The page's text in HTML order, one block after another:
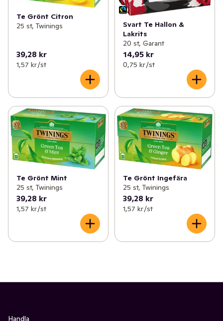
Te Grönt Citron
25 st, Twinings
39,28 kr
1,57 kr /st
Svart Te Hallon &
Lakrits
20 st, Garant
14,95 kr
0,75 kr /st
Te Grönt Mint
25 st, Twinings
39,28 kr
1,57 kr /st
Te Grönt Ingefära
25 st, Twinings
39,28 kr
1,57 kr /st
Handla